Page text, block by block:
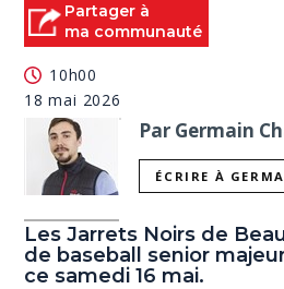
Partager à
ma communauté
10h00
18 mai 2026
Par Germain
ÉCRIRE À
Les Jarrets Noirs de
de baseball senior
ce samedi 16 mai.